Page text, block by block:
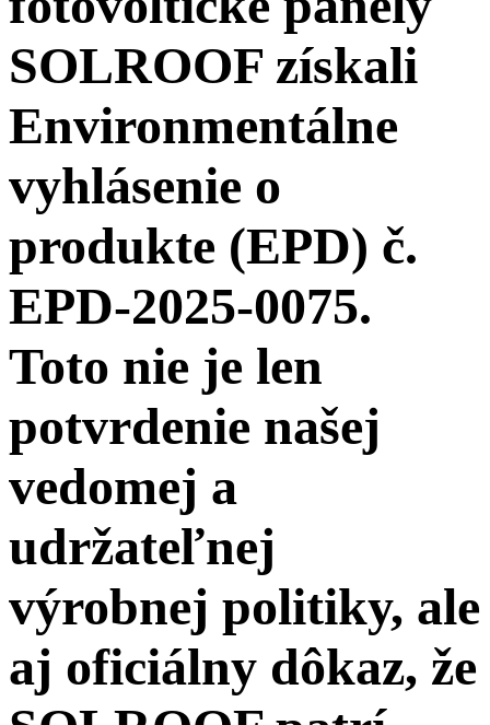
SOLROOF získali
Environmentálne
vyhlásenie o
produkte (EPD) č.
EPD-2025-0075.
Toto nie je len
potvrdenie našej
vedomej a
udržateľnej
výrobnej politiky, ale
aj oficiálny dôkaz, že